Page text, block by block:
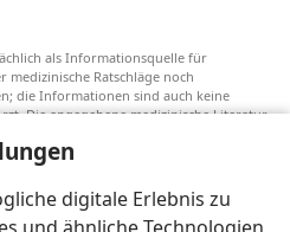
digitale Erlebnis zu
als Informationsquelle für
medizinische Ratschläge noch
die Informationen sind auch keine
Die angegebene medizinische Literatur
gezogen werden können. Jeder
Informationsstand aktuell zu
abzuwägen und Patienten dabei
ihrer Gesundheit und gemäß ihren
zu wählen. Nicht alle